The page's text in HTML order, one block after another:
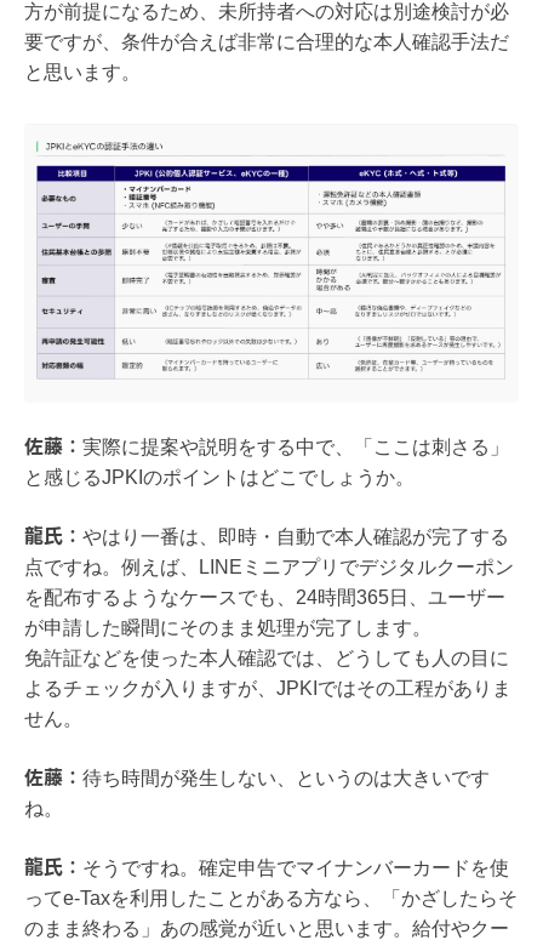
方が前提になるため、未所持者への対応は別途検討が必
要ですが、条件が合えば非常に合理的な本人確認手法だ
と思います。
佐藤： 実際に提案や説明をする中で、「ここは刺さる」
と感じるJPKIのポイントはどこでしょうか。
龍氏： やはり一番は、即時・自動で本人確認が完了する
点ですね。例えば、LINEミニアプリでデジタルクーポン
を配布するようなケースでも、24時間365日、ユーザー
が申請した瞬間にそのまま処理が完了します。
免許証などを使った本人確認では、どうしても人の目に
よるチェックが入りますが、JPKIではその工程がありま
せん。
佐藤： 待ち時間が発生しない、というのは大きいです
ね。
龍氏： そうですね。確定申告でマイナンバーカードを使
ってe-Taxを利用したことがある方なら、「かざしたらそ
のまま終わる」あの感覚が近いと思います。給付やクー